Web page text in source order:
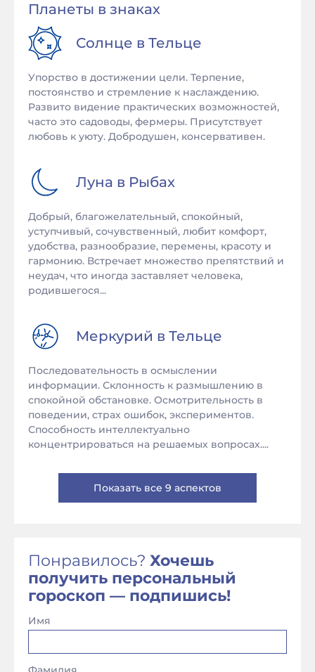
Планеты в знаках
Солнце в Тельце
Упорство в достижении цели. Терпение,
постоянство и стремление к наслаждению.
Развито видение практических возможностей,
часто это садоводы, фермеры. Присутствует
любовь к уюту. Добродушен, консервативен.
Луна в Рыбах
Добрый, благожелательный, спокойный,
уступчивый, сочувственный, любит комфорт,
удобства, разнообразие, перемены, красоту и
гармонию. Встречает множество препятствий и
неудач, что иногда заставляет человека,
родившегося...
Меркурий в Тельце
Последовательность в осмыслении
информации. Склонность к размышлению в
спокойной обстановке. Осмотрительность в
поведении, страх ошибок, экспериментов.
Способность интеллектуально
концентрироваться на решаемых вопросах....
Показать все 9 аспектов
Понравилось? Хочешь
получить персональный
гороскоп — подпишись!
Имя